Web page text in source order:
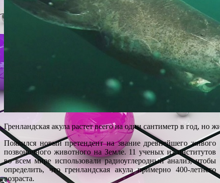
Гренландская акула растет всего на один сантиметр в год, но
Появился новый претендент на звание древнейшего живого
позвоночного животного на Земле. 11 ученых из институтов
во всем мире использовали радиоуглеродный анализ, чтобы
определить, что гренландская акула примерно 400-летнего
возраста.